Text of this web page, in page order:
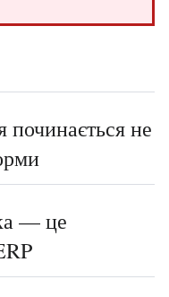
починається не
— це